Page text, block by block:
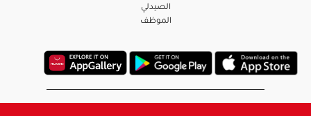
الصيدلي
الموظف